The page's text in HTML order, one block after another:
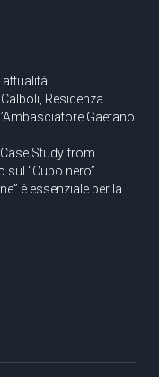
attualità
Residenza
Gaetano
Study from
sul “Cubo nero”
è essenziale per la